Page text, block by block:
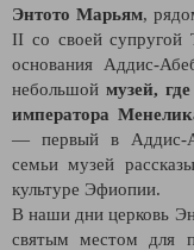
Энтото Марьям,
II со своей супругой
основания Аддис-
небольшой музей,
императора
— первый в Аддис-
семьи музей
культуре Эфиопии.
В наши дни церковь
святым местом для